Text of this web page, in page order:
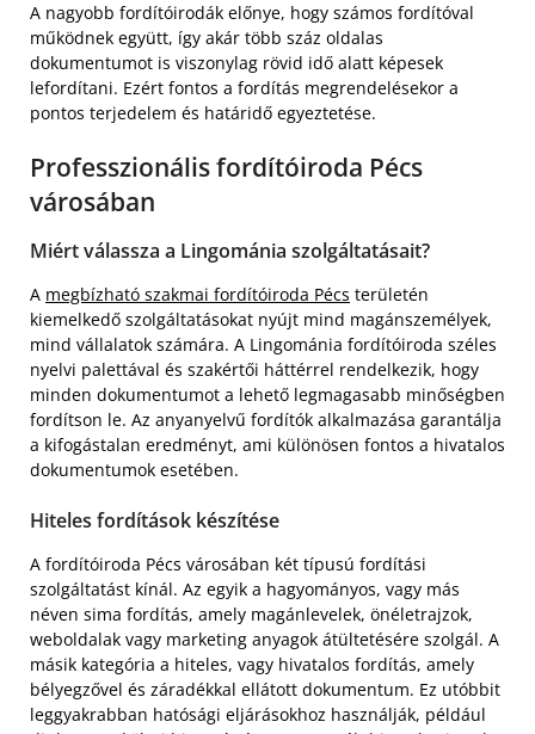
A nagyobb fordítóirodák előnye, hogy számos fordítóval
működnek együtt, így akár több száz oldalas
dokumentumot is viszonylag rövid idő alatt képesek
lefordítani. Ezért fontos a fordítás megrendelésekor a
pontos terjedelem és határidő egyeztetése.
Professzionális fordítóiroda Pécs
városában
Miért válassza a Lingománia szolgáltatásait?
A megbízható szakmai fordítóiroda Pécs területén
kiemelkedő szolgáltatásokat nyújt mind magánszemélyek,
mind vállalatok számára. A Lingománia fordítóiroda széles
nyelvi palettával és szakértői háttérrel rendelkezik, hogy
minden dokumentumot a lehető legmagasabb minőségben
fordítson le. Az anyanyelvű fordítók alkalmazása garantálja
a kifogástalan eredményt, ami különösen fontos a hivatalos
dokumentumok esetében.
Hiteles fordítások készítése
A fordítóiroda Pécs városában két típusú fordítási
szolgáltatást kínál. Az egyik a hagyományos, vagy más
néven sima fordítás, amely magánlevelek, önéletrajzok,
weboldalak vagy marketing anyagok átültetésére szolgál. A
másik kategória a hiteles, vagy hivatalos fordítás, amely
bélyegzővel és záradékkal ellátott dokumentum. Ez utóbbit
leggyakrabban hatósági eljárásokhoz használják, például